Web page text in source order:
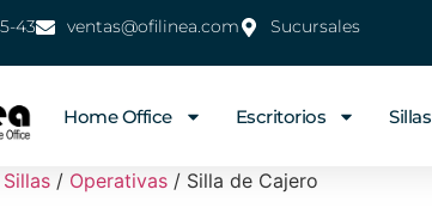
43 ventas@ofilinea.com Sucursales
Home Office Escritorios Sillas
Sillas / Operativas / Silla de Cajero